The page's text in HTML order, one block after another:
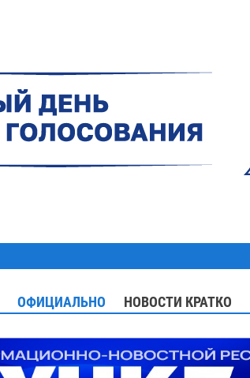
ОФИЦИАЛЬНО НОВОСТИ КРАТКО